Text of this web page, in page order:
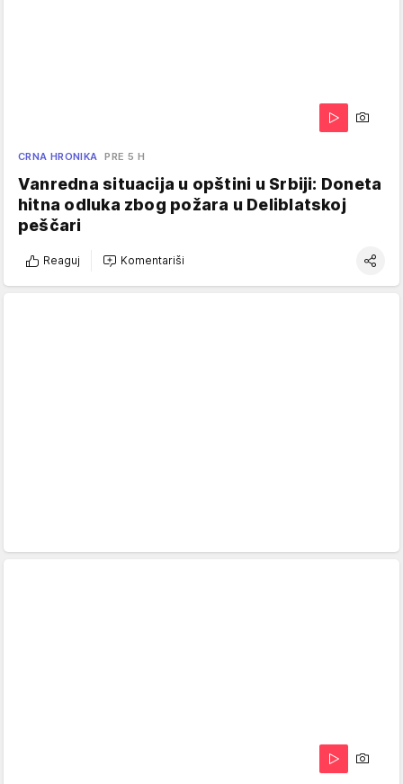
CRNA HRONIKA PRE 5 H
Vanredna situacija u opštini u Srbiji: Doneta
hitna odluka zbog požara u Deliblatskoj
peščari
Reaguj Komentariši